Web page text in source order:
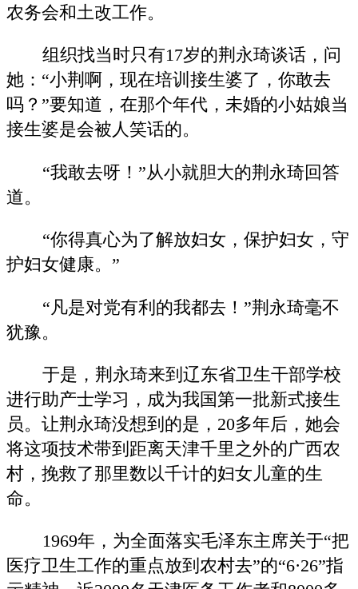
农务会和土改工作。
组织找当时只有17岁的荆永琦谈话，问
她：“小荆啊，现在培训接生婆了，你敢去
吗？”要知道，在那个年代，未婚的小姑娘当
接生婆是会被人笑话的。
“我敢去呀！”从小就胆大的荆永琦回答
道。
“你得真心为了解放妇女，保护妇女，守
护妇女健康。”
“凡是对党有利的我都去！”荆永琦毫不
犹豫。
于是，荆永琦来到辽东省卫生干部学校
进行助产士学习，成为我国第一批新式接生
员。让荆永琦没想到的是，20多年后，她会
将这项技术带到距离天津千里之外的广西农
村，挽救了那里数以千计的妇女儿童的生
命。
1969年，为全面落实毛泽东主席关于“把
医疗卫生工作的重点放到农村去”的“6·26”指